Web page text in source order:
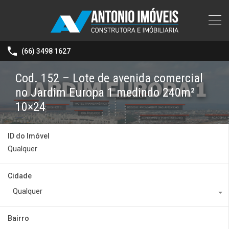
(66) 3498 1627
Cod. 152 – Lote de avenida comercial
no Jardim Europa 1 medindo 240m²
10×24
ID do Imóvel
Cidade
Qualquer
Bairro